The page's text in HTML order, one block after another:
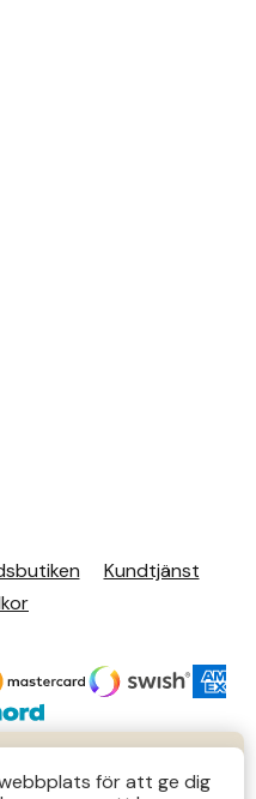
Kundtjänst
för att ge dig